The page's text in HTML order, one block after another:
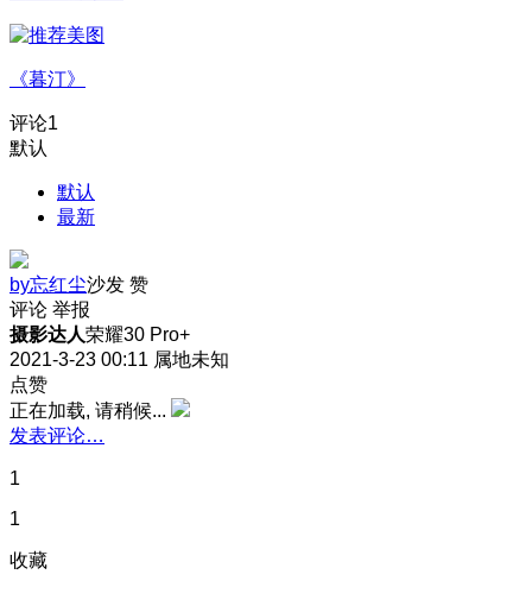
《暮汀》
评论1
默认
默认
最新
by忘红尘沙发 赞
评论 举报
摄影达人荣耀30 Pro+
2021-3-23 00:11 属地未知
点赞
正在加载, 请稍候...
发表评论…
1
1
收藏